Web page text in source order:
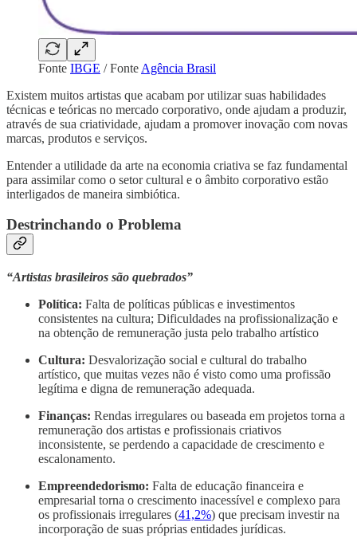
Fonte IBGE / Fonte Agência Brasil
Existem muitos artistas que acabam por utilizar suas habilidades
técnicas e teóricas no mercado corporativo, onde ajudam a produzir,
através de sua criatividade, ajudam a promover inovação com novas
marcas, produtos e serviços.
Entender a utilidade da arte na economia criativa se faz fundamental
para assimilar como o setor cultural e o âmbito corporativo estão
interligados de maneira simbiótica.
Destrinchando o Problema
“Artistas brasileiros são quebrados”
Política: Falta de políticas públicas e investimentos
consistentes na cultura; Dificuldades na profissionalização e
na obtenção de remuneração justa pelo trabalho artístico
Cultura: Desvalorização social e cultural do trabalho
artístico, que muitas vezes não é visto como uma profissão
legítima e digna de remuneração adequada.
Finanças: Rendas irregulares ou baseada em projetos torna a
remuneração dos artistas e profissionais criativos
inconsistente, se perdendo a capacidade de crescimento e
escalonamento.
Empreendedorismo: Falta de educação financeira e
empresarial torna o crescimento inacessível e complexo para
os profissionais irregulares (41,2%) que precisam investir na
incorporação de suas próprias entidades jurídicas.